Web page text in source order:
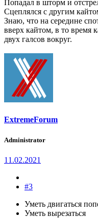
Попадал в шторм и
Сцеплялся с другим
Знаю, что на середине
вверх кайтом, в то время
двух галсов вокруг.
ExtremeForum
Administrator
11.02.2021
#3
Уметь двигаться
Уметь вырезаться